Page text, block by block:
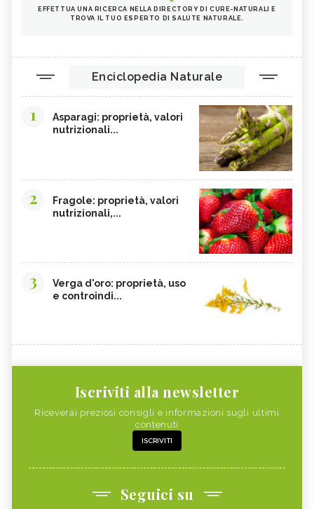
EFFETTUA UNA RICERCA NELLA DIRECTORY DI CURE-NATURALI E
TROVA IL TUO ESPERTO DI SALUTE NATURALE.
Enciclopedia Naturale
1
Asparagi: proprietà, valori
nutrizionali...
2
Fragole: proprietà, valori
nutrizionali,...
3
Verga d'oro: proprietà, uso
e controindi...
Iscriviti alla newsletter
Riceverai preziosi consigli e informazioni sugli ultimi
contenuti
ISCRIVITI
Seguici su